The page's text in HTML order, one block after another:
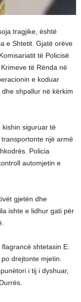
tragjike, është
e Shtetit. Gjatë orëve
të Policisë
të Rënda në
e koduar
shpallur në kërkim
kishin siguruar të
një armë
Policia
automjetin e
gjetën dhe
ishte e lidhur gati për
shtetasin E.
drejtonte mjetin.
i tij i dyshuar,